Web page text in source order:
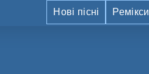
Нові пісні Ремікси